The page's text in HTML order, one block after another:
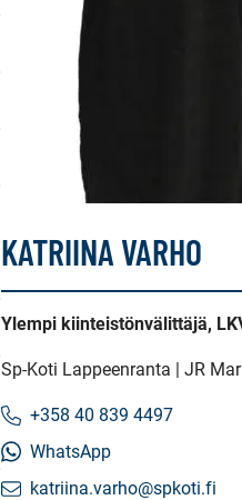
KATRIINA VARHO
Ylempi kiinteistönvälittäjä,
Sp-Koti Lappeenranta | JR
+358 40 839 4497
WhatsApp
katriina.varho@spkoti.fi